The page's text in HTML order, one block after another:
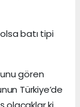
batı tipi
gören
Türkiye’de